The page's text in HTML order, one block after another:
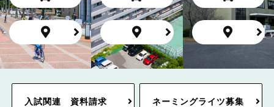
入試関連 資料請求 ネーミングライツ募集